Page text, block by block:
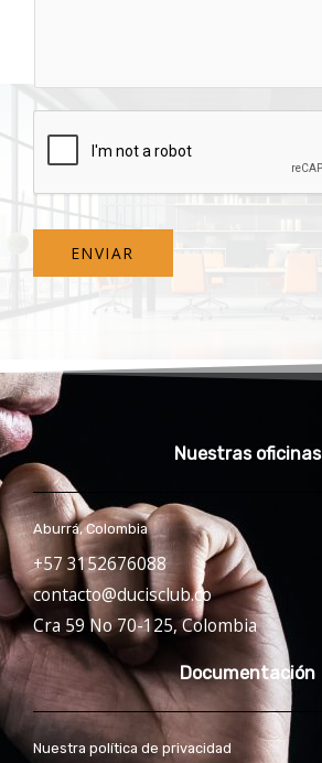
ENVIAR
Nuestras oficinas
Aburrá, Colombia
+57 3152676088
contacto@ducisclub.co
Cra 59 No 70-125, Colombia
Documentación
Nuestra política de privacidad